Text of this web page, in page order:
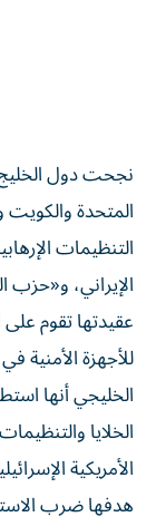
نجحت دول
المتحدة
التنظيمات
الإيراني،
عقيدتها تقوم
للأجهزة الأمنية
الخليجي أنها
الخلايا
الأمريكية
هدفها ضرب